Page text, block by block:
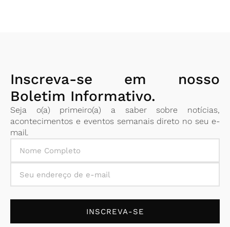
Inscreva-se em nosso
Boletim Informativo.
Seja o(a) primeiro(a) a saber sobre notícias,
acontecimentos e eventos semanais direto no seu e-
mail.
INSCREVA-SE